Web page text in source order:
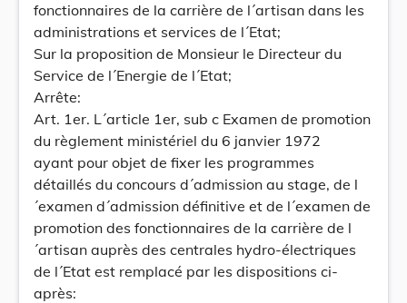
fonctionnaires de la carrière de l´artisan dans les
administrations et services de l´Etat;
Sur la proposition de Monsieur le Directeur du
Service de l´Energie de l´Etat;
Arrête:
Art. 1er. L´article 1er, sub c Examen de promotion
du règlement ministériel du 6 janvier 1972
ayant pour objet de fixer les programmes
détaillés du concours d´admission au stage, de l
´examen d´admission définitive et de l´examen de
promotion des fonctionnaires de la carrière de l
´artisan auprès des centrales hydro-électriques
de l´Etat est remplacé par les dispositions ci-
après: